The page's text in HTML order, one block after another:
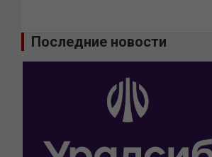
Последние новости